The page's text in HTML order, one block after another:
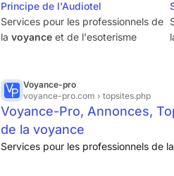
Principe de l'Audiotel
Services pour les professionnels de
la voyance et de l'esoterisme
Voyance-pro
voyance-pro.com › topsites.php
Voyance-Pro, Annonces,
de la voyance
Services pour les professionnels de